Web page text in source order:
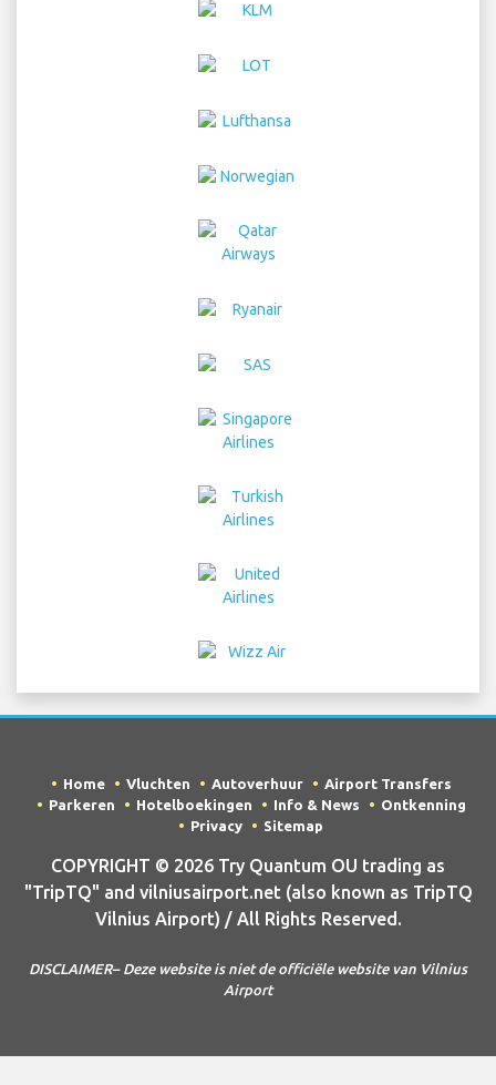
Home Vluchten Autoverhuur
Airport Transfers
Parkeren
Hotelboekingen Info & News
Ontkenning
Privacy
Sitemap
COPYRIGHT © 2026 Try Quantum OU trading as
"TripTQ" and vilniusairport.net (also known as TripTQ
Vilnius Airport) / All Rights Reserved.
DISCLAIMER– Deze website is niet de officiële website van Vilnius
Airport